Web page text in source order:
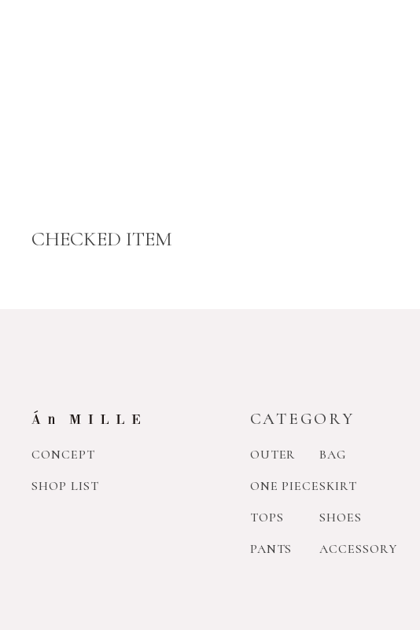
CHECKED ITEM
CONCEPT
SHOP LIST
CATEGORY
OUTER
ONE PIECE
TOPS
PANTS
BAG
SKIRT
SHOES
ACCESSORY